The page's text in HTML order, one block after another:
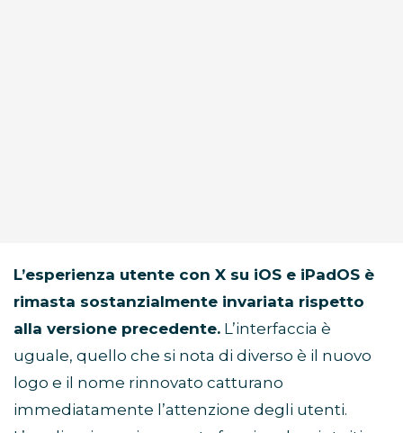
L’esperienza utente con X su iOS e iPadOS è
rimasta sostanzialmente invariata rispetto
alla versione precedente. L’interfaccia è
uguale, quello che si nota di diverso è il nuovo
logo e il nome rinnovato catturano
immediatamente l’attenzione degli utenti.